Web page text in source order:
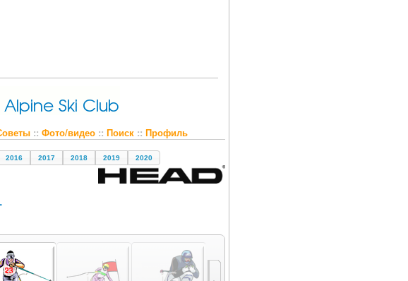
:: Фото/видео:: Поиск:: Профиль
2016 2017 2018 2019 2020